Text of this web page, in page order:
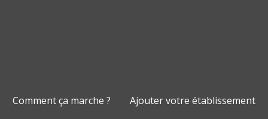
Comment ça marche ?
Ajouter votre établissement